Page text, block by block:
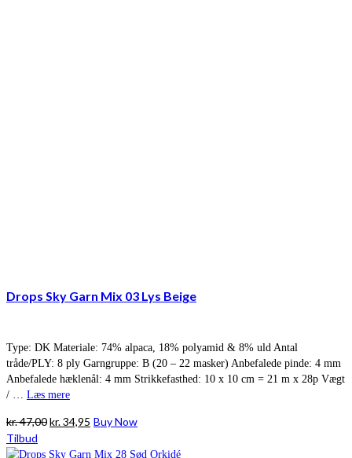
Drops Sky Garn Mix 03 Lys Beige
Type: DK Materiale: 74% alpaca, 18% polyamid & 8% uld Antal
tråde/PLY: 8 ply Garngruppe: B (20 – 22 masker) Anbefalede pinde: 4 mm
Anbefalede hæklenål: 4 mm Strikkefasthed: 10 x 10 cm = 21 m x 28p Vægt
/ … Læs mere
kr.47,00Den
pris
kr.34,95 Den
pris
Buy Now
Tilbud